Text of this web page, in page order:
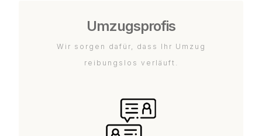
Umzugsprofis
Wir sorgen dafür, dass Ihr Umzug
reibungslos verläuft.